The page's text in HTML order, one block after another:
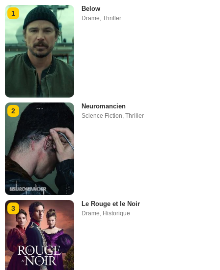
1
Below
Drame ,Thriller
2
Neuromancien
Science Fiction,Thriller
3
Le Rouge et le Noir
Drame, Historique